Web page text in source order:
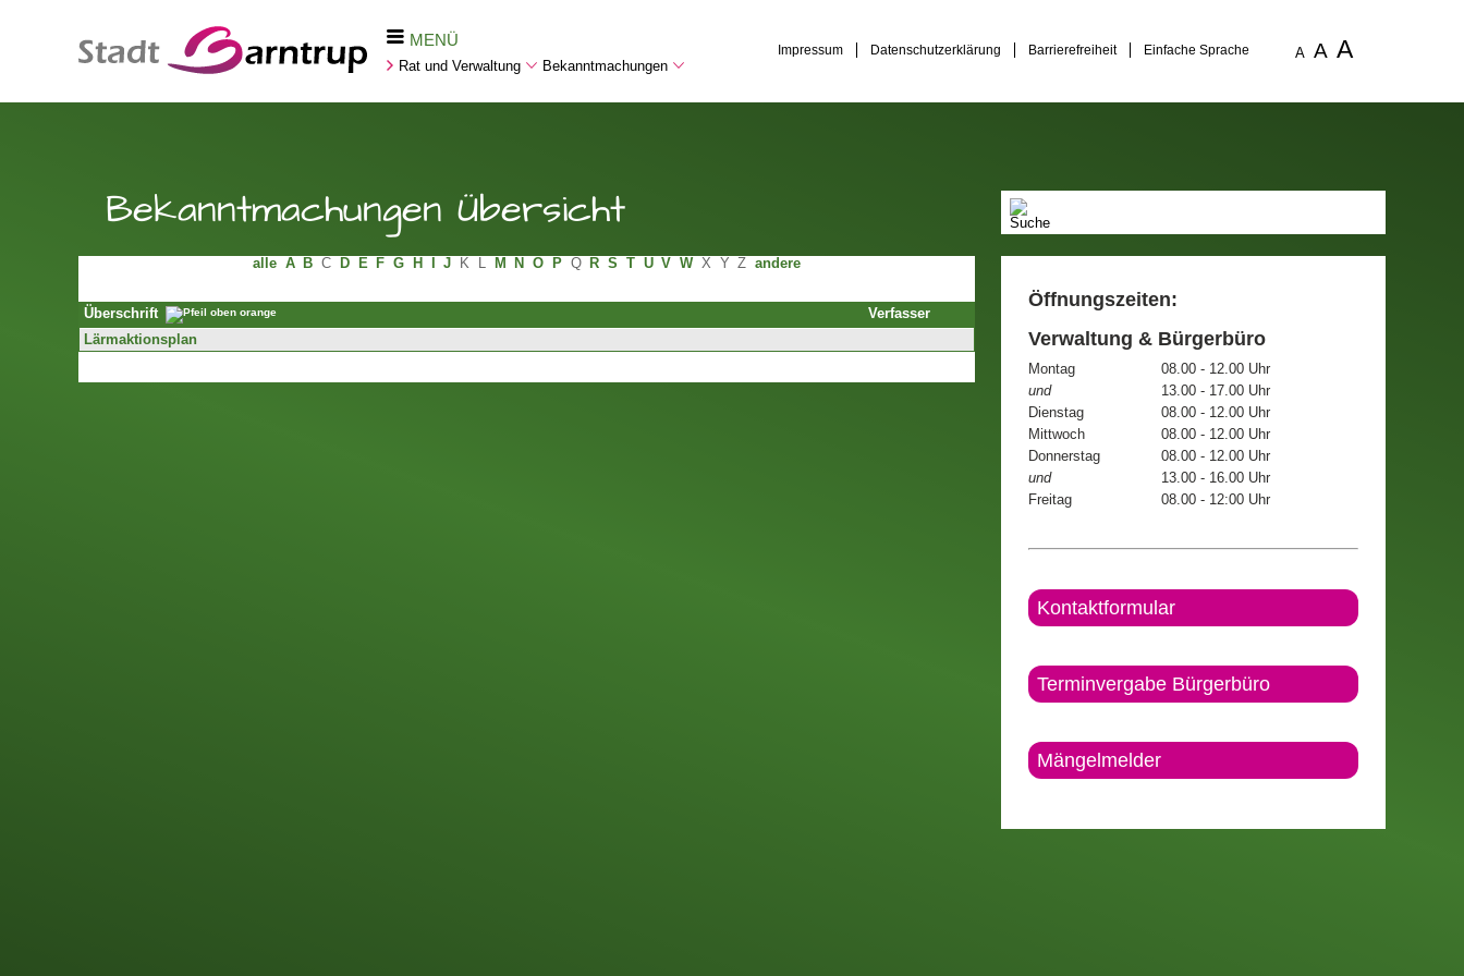
MENÜ
Rat und Verwaltung Bekanntmachungen
Impressum Datenschutzerklärung Barrierefreiheit Einfache Sprache A A A
Bekanntmachungen Übersicht
alle A B C D E F G H J K L M N O P Q R S T U V W X Y Z andere
Überschrift
Verfasser
Lärmaktionsplan
Öffnungszeiten:
Verwaltung & Bürgerbüro
Montag
08.00 - 12.00 Uhr
und
13.00 - 17.00 Uhr
Dienstag
08.00 - 12.00 Uhr
Mittwoch
08.00 - 12.00 Uhr
Donnerstag
08.00 - 12.00 Uhr
und
13.00 - 16.00 Uhr
Freitag
08.00 - 12:00 Uhr
Kontaktformular
Terminvergabe Bürgerbüro
Mängelmelder